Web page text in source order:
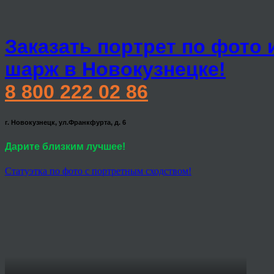
Заказать портрет по фото
шарж в Новокузнецке!
8 800 222 02 86
г. Новокузнецк, ул.Франкфурта, д. 6
Дарите близким лучшее!
Статуэтка по фото с портретным сходством!